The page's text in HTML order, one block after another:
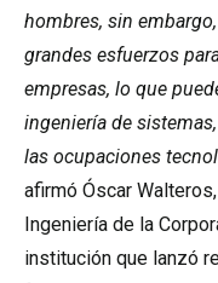
hombres, sin
grandes esfuerzos
empresas, lo que
ingeniería de
las ocupaciones
afirmó Óscar
Ingeniería de la
institución que lanzó